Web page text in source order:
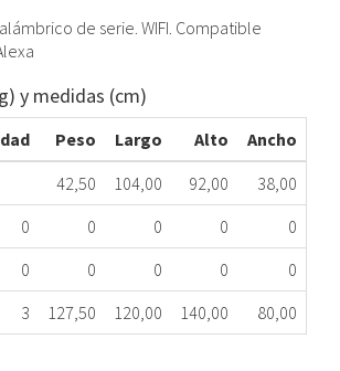
de serie. WIFI. Compatible
y medidas (cm)
Peso Largo Alto
Ancho
42,50 104,00 92,00
38,00
0 0 0 0
0
0 0 0 0
0
3 127,50 120,00 140,00 80,00